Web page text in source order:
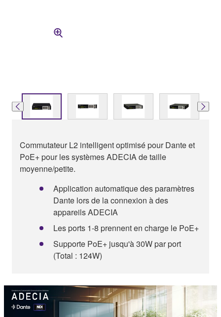
Commutateur L2 intelligent optimisé pour Dante et
PoE+ pour les systèmes ADECIA de taille
moyenne/petite.
Application automatique des paramètres
Dante lors de la connexion à des
appareils ADECIA
Les ports 1-8 prennent en charge le PoE+
Supporte PoE+ jusqu'à 30W par port
(Total : 124W)